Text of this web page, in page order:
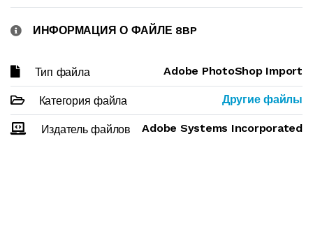
ИНФОРМАЦИЯ О ФАЙЛЕ 8BP
Тип файла Adobe PhotoShop Import
Категория файла Другие файлы
Издатель файлов Adobe Systems Incorporated